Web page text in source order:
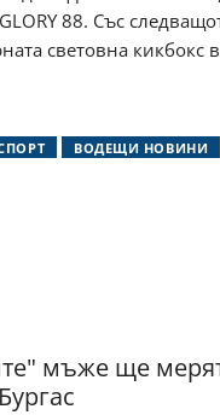
88. Със
световна кикбокс
ВОДЕЩИ НОВИНИ
мъже ще